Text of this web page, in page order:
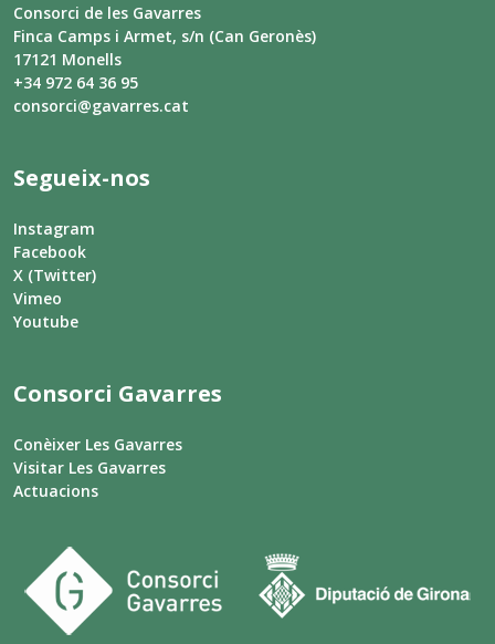
Consorci de les Gavarres
Finca Camps i Armet, s/n (Can Geronès)
17121 Monells
+34 972 64 36 95
consorci@gavarres.cat
Segueix-nos
Instagram
Facebook
X (Twitter)
Vimeo
Youtube
Consorci Gavarres
Conèixer Les Gavarres
Visitar Les Gavarres
Actuacions